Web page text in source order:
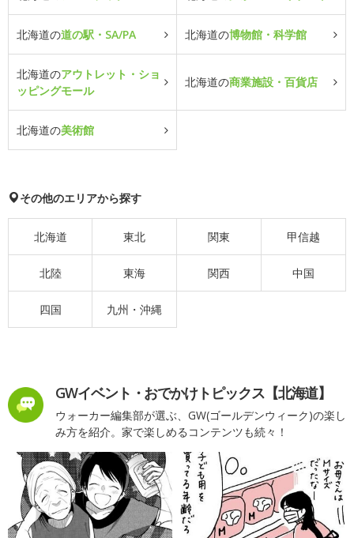
北海道の道の駅・SA/PA 北海道の博物館・科学館
北海道のアウトレット・ショ
ッピングモール
北海道の商業施設・百貨店
北海道の美術館
その他のエリアから探す
北海道 東北 関東 甲信越
北陸 東海 関西 中国
四国 九州・沖縄
GWイベント・おでかけトピックス【北海道】
ウォーカー編集部が選ぶ、GW(ゴールデンウィーク)の楽し
み方を紹介。家で楽しめるコンテンツも続々！